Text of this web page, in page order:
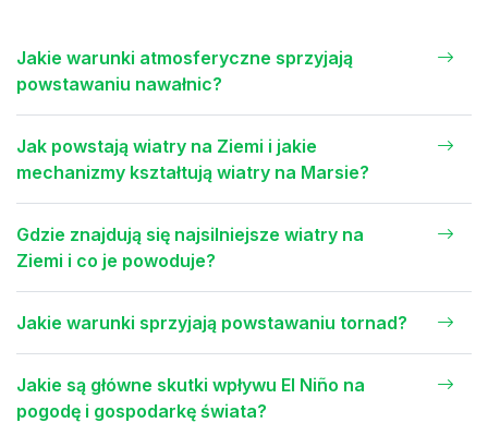
Jakie warunki atmosferyczne sprzyjają
powstawaniu nawałnic?
Jak powstają wiatry na Ziemi i jakie
mechanizmy kształtują wiatry na Marsie?
Gdzie znajdują się najsilniejsze wiatry na
Ziemi i co je powoduje?
Jakie warunki sprzyjają powstawaniu tornad?
Jakie są główne skutki wpływu El Niño na
pogodę i gospodarkę świata?